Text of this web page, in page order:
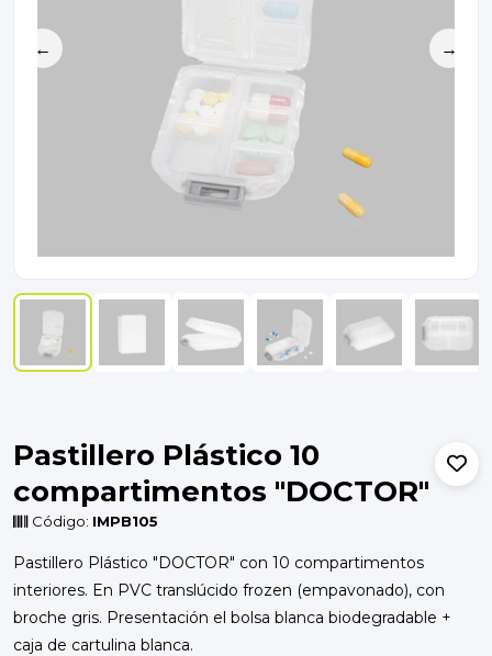
← →
Pastillero Plástico 10
compartimentos "DOCTOR"
Código: IMPB105
Pastillero Plástico "DOCTOR" con 10 compartimentos
interiores. En PVC translúcido frozen (empavonado), con
broche gris. Presentación el bolsa blanca biodegradable +
caja de cartulina blanca.